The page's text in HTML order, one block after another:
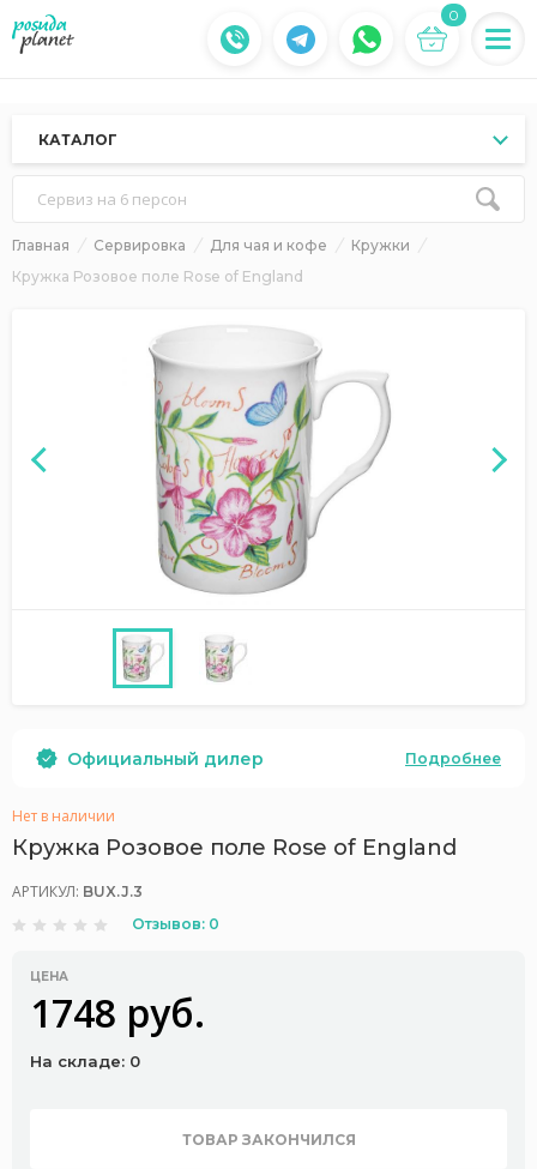
0
КАТАЛОГ
Сервиз на 6 персон
Главная Сервировка Для чая и кофе
Кружки
Кружка Розовое поле Rose of England
Официальный дилер Подробнее
Нет в наличии
Кружка Розовое поле Rose of England
АРТИКУЛ: BUX.J.3
Отзывов: 0
ЦЕНА
1748 руб.
На складе: 0
ТОВАР ЗАКОНЧИЛСЯ